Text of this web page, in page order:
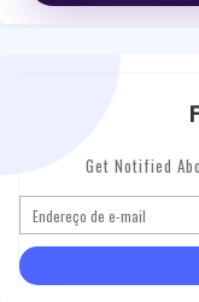
Get Notified